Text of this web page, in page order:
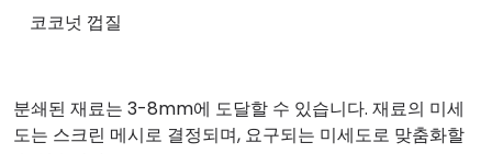
코코넛 껍질
분쇄된 재료는 3-8mm에 도달할 수 있습니다. 재료의 미세
도는 스크린 메시로 결정되며, 요구되는 미세도로 맞춤화할